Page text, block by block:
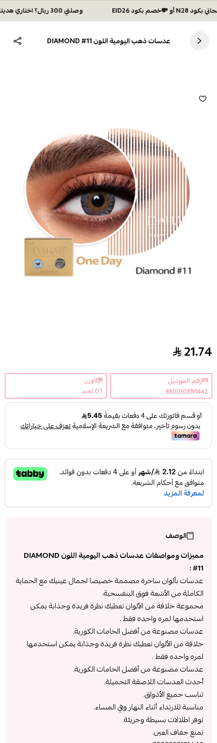
وصلتي 300 ريال؟ اختاري هديتك :🏍 شحن مجاني بكود N28 أو 💸خصم بكود EID26
عدسات ذهب اليومية اللون DIAMOND #11
عدسات ذهب اليومية اللون DIAMOND #11
21.74
رقم الموديل
8800308191442
الوزن
0.1 كجم
الوصف
مميزات ومواصفات عدسات ذهب اليومية اللون DIAMOND
#11 :
عدسات بألوان ساحرة مصممة خصيصا لجمال عينيك مع الحماية
الكاملة من الأشعة فوق البنفسجية.
مجموعة خلاقة من الألوان تعطيك نظرة فريدة وجذابة يمكن
استخدمها لمره واحده فقط .
عدسات مصنوعة من أفضل الخامات الكورية.
خلاقة من الألوان تعطيك نظرة فريدة وجذابة يمكن استخدمها
لمره واحده فقط .
عدسات مصنوعة من أفضل الخامات الكورية.
أحدث العدسات اللاصقة التجميلة.
تناسب جميع الأذواق.
مناسبة للارتداء أثناء النهار وفي المساء.
توفر اطلالات بسيطة وجريئة.
تمنع جفاف العين.